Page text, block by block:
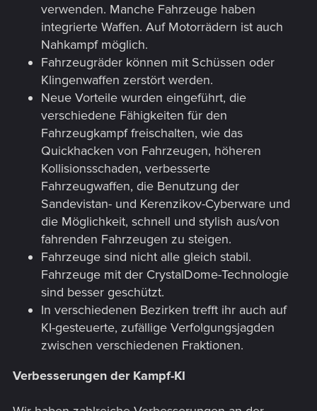
verwenden. Manche Fahrzeuge haben
integrierte Waffen. Auf Motorrädern ist auch
Nahkampf möglich.
Fahrzeugräder können mit Schüssen oder
Klingenwaffen zerstört werden.
Neue Vorteile wurden eingeführt, die
verschiedene Fähigkeiten für den
Fahrzeugkampf freischalten, wie das
Quickhacken von Fahrzeugen, höheren
Kollisionsschaden, verbesserte
Fahrzeugwaffen, die Benutzung der
Sandevistan- und Kerenzikov-Cyberware und
die Möglichkeit, schnell und stylish aus/von
fahrenden Fahrzeugen zu steigen.
Fahrzeuge sind nicht alle gleich stabil.
Fahrzeuge mit der CrystalDome-Technologie
sind besser geschützt.
In verschiedenen Bezirken trefft ihr auch auf
KI-gesteuerte, zufällige Verfolgungsjagden
zwischen verschiedenen Fraktionen.
Verbesserungen der Kampf-KI